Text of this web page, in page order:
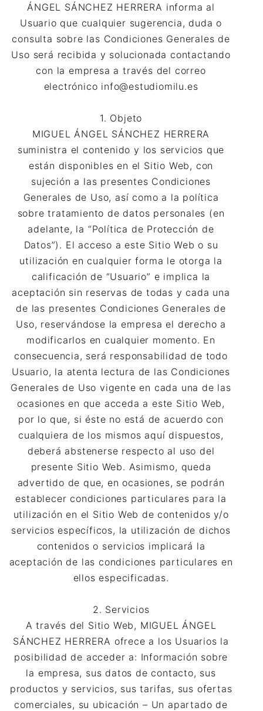
ÁNGEL SÁNCHEZ HERRERA informa al
Usuario que cualquier sugerencia, duda o
consulta sobre las Condiciones Generales de
Uso será recibida y solucionada contactando
con la empresa a través del correo
electrónico info@estudiomilu.es
1. Objeto
MIGUEL ÁNGEL SÁNCHEZ HERRERA
suministra el contenido y los servicios que
están disponibles en el Sitio Web, con
sujeción a las presentes Condiciones
Generales de Uso, así como a la política
sobre tratamiento de datos personales (en
adelante, la “Política de Protección de
Datos”). El acceso a este Sitio Web o su
utilización en cualquier forma le otorga la
calificación de “Usuario” e implica la
aceptación sin reservas de todas y cada una
de las presentes Condiciones Generales de
Uso, reservándose la empresa el derecho a
modificarlos en cualquier momento. En
consecuencia, será responsabilidad de todo
Usuario, la atenta lectura de las Condiciones
Generales de Uso vigente en cada una de las
ocasiones en que acceda a este Sitio Web,
por lo que, si éste no está de acuerdo con
cualquiera de los mismos aquí dispuestos,
deberá abstenerse respecto al uso del
presente Sitio Web. Asimismo, queda
advertido de que, en ocasiones, se podrán
establecer condiciones particulares para la
utilización en el Sitio Web de contenidos y/o
servicios específicos, la utilización de dichos
contenidos o servicios implicará la
aceptación de las condiciones particulares en
ellos especificadas.
2. Servicios
A través del Sitio Web, MIGUEL ÁNGEL
SÁNCHEZ HERRERA ofrece a los Usuarios la
posibilidad de acceder a: Información sobre
la empresa, sus datos de contacto, sus
productos y servicios, sus tarifas, sus ofertas
comerciales, su ubicación – Un apartado de